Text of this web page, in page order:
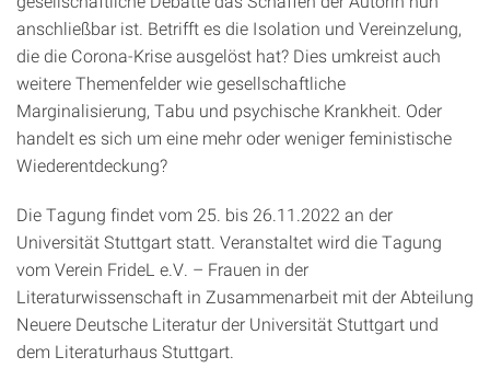
anschließbar ist. Betrifft es die Isolation und Vereinzelung,
die die Corona-Krise ausgelöst hat? Dies umkreist auch
weitere Themenfelder wie gesellschaftliche
Marginalisierung, Tabu und psychische Krankheit. Oder
handelt es sich um eine mehr oder weniger feministische
Wiederentdeckung?
Die Tagung findet vom 25. bis 26.11.2022 an der
Universität Stuttgart statt. Veranstaltet wird die Tagung
vom Verein FrideL e.V. – Frauen in der
Literaturwissenschaft in Zusammenarbeit mit der Abteilung
Neuere Deutsche Literatur der Universität Stuttgart und
dem Literaturhaus Stuttgart.